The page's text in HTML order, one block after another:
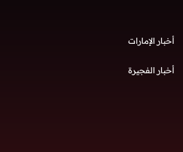
أخبار الإمارات
أخبار الفجيرة